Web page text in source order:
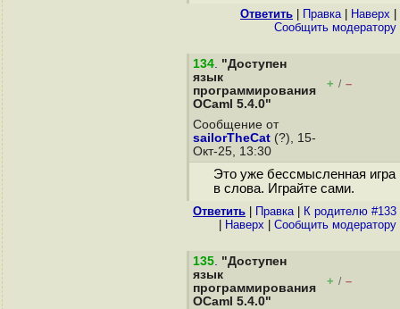
Ответить Правка| Наверх
Cообщить модератору
134. "Доступен
язык
программирования
OCaml 5.4.0"
+ / –
Сообщение от
sailorTheCat (?), 15-
Окт-25, 13:30
Это уже бессмысленная игра
в слова. Играйте сами.
Ответить Правка|
К родителю #133
Наверх Cообщить модератору
135. "Доступен
язык
программирования
OCaml 5.4.0"
+ / –